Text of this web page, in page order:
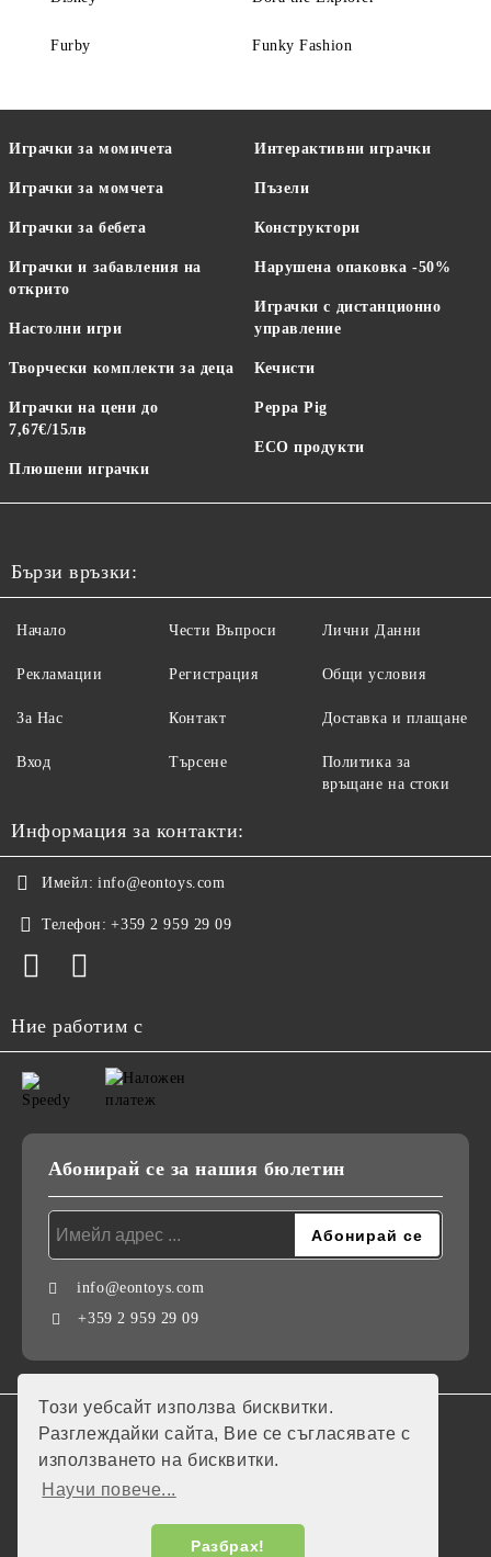
Този уебсайт използва бисквитки.
Разглеждайки сайта, Вие се съгласявате с
използването на бисквитки.
Научи повече...
Разбрах!
Furby Funky Fashion
Играчки за момичета
Играчки за момчета
Играчки за бебета
Играчки и забавления на
открито
Настолни игри
Творчески комплекти за деца
Играчки на цени до
7,67€/15лв
Плюшени играчки
Интерактивни играчки
Пъзели
Конструктори
Нарушена опаковка -50%
Играчки с дистанционно
управление
Кечисти
Peppa Pig
ECO продукти
Бързи връзки:
Начало
Рекламации
За Нас
Вход
Чести Въпроси
Регистрация
Контакт
Търсене
Лични Данни
Общи условия
Доставка и плащане
Политика за
връщане на стоки
Информация за контакти:
Имейл: info@eontoys.com
Телефон: +359 2 959 29 09
Ние работим с
Абонирай се за нашия бюлетин
info@eontoys.com
+359 2 959 29 09
GDPR
Нашият онлайн магазин е 100% съобразен с GDPR.